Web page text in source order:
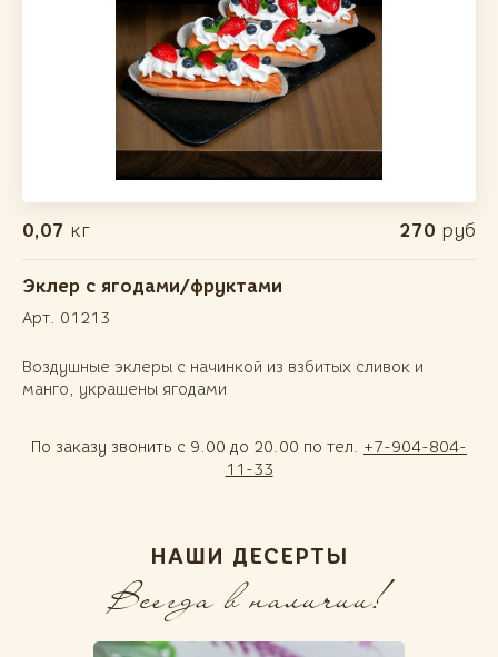
0,07 кг 270 руб
Эклер с ягодами/фруктами
Арт. 01213
Воздушные эклеры с начинкой из взбитых сливок и
манго, украшены ягодами
По заказу звонить с 9.00 до 20.00 по тел. +7-904-804-
11-33
НАШИ ДЕСЕРТЫ
Всегда в наличии!